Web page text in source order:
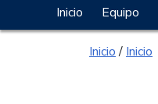
Inicio Equipo
Inicio/Inicio